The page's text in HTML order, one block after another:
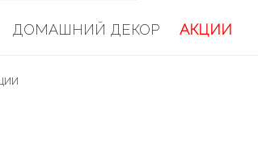
ДОМАШНИЙ ДЕКОР АКЦИИ